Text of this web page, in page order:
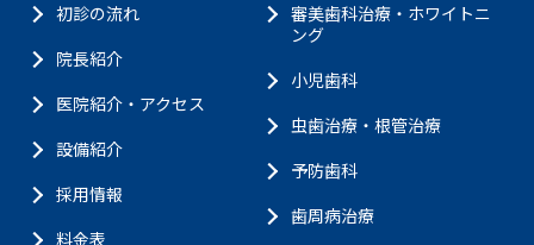
初診の流れ
院長紹介
医院紹介・アクセス
設備紹介
採用情報
料金表
審美歯科治療・ホワイトニ
ング
小児歯科
虫歯治療・根管治療
予防歯科
歯周病治療